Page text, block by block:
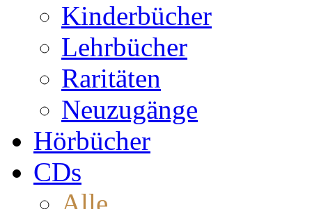
Kinderbücher
Lehrbücher
Raritäten
Neuzugänge
Hörbücher
CDs